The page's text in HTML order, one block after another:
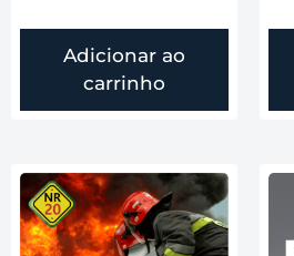
Adicionar ao
carrinho